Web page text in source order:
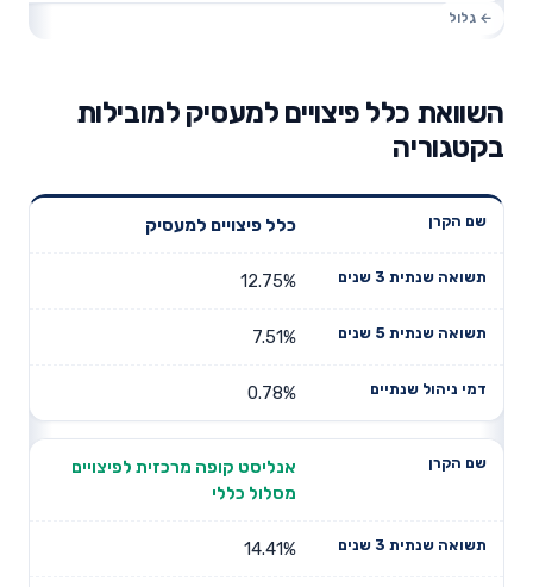
השוואת כלל פיצויים למעסיק למובילות
בקטגוריה
שנים
תשואה
כלל פיצויים למעסיק
12.75%
7.51%
0.78%
אנליסט קופה מרכזית לפיצויים
מסלול כללי
14.41%